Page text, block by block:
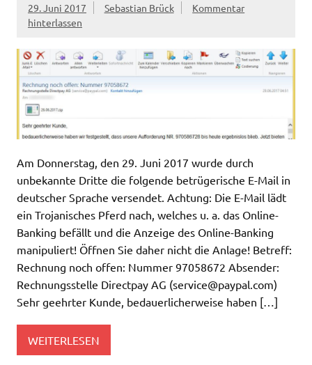
29. Juni 2017 Sebastian Brück
Kommentar
hinterlassen
Am Donnerstag, den 29. Juni 2017 wurde durch
unbekannte Dritte die folgende betrügerische E-Mail in
deutscher Sprache versendet. Achtung: Die E-Mail lädt
ein Trojanisches Pferd nach, welches u. a. das Online-
Banking befällt und die Anzeige des Online-Banking
manipuliert! Öffnen Sie daher nicht die Anlage! Betreff:
Rechnung noch offen: Nummer 97058672 Absender:
Rechnungsstelle Directpay AG (service@paypal.com)
Sehr geehrter Kunde, bedauerlicherweise haben […]
WEITERLESEN